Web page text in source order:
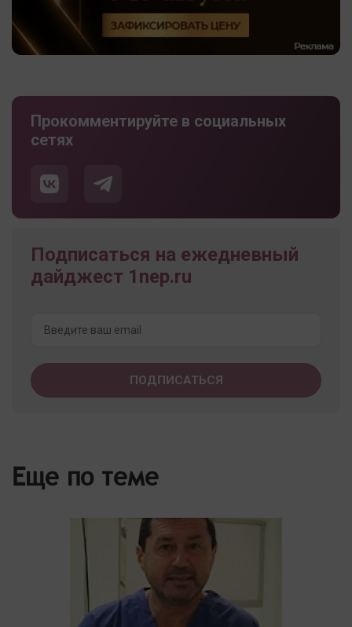
Прокомментируйте в социальных
сетях
Подписаться на ежедневный
дайджест 1nep.ru
Еще по теме